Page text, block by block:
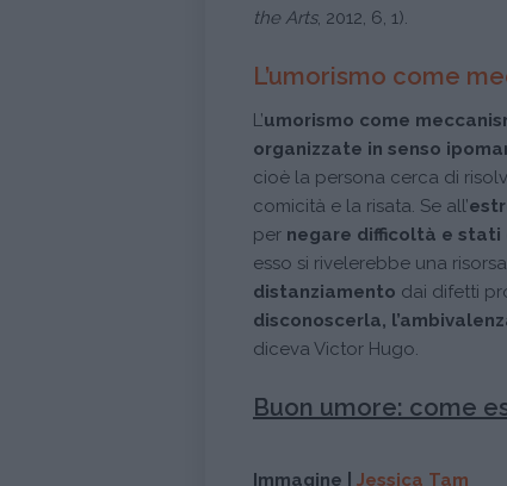
the Arts, 2012, 6, 1).
L’umorismo come
L’umorismo come
organizzate in senso
cioè la persona cerca di
comicità e la risata. Se all’
per negare difficoltà e stati
esso si rivelerebbe una
distanziamento dai difetti
disconoscerla,
diceva Victor Hugo.
Buon umore: come
Immagine | Jessica Tam